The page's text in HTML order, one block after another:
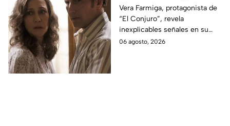
revela INQUIETANTES
señales en su cuerpo
durante la grabación de
la película
Vera Farmiga, protagonista de
“El Conjuro”, revela
inexplicables señales en su
cuerpo durante el rodaje de la
06 agosto, 2026